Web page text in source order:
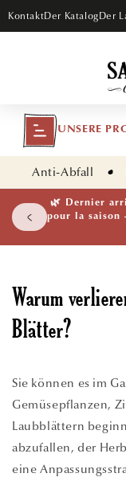
ZUM
INHALT
KontaktDer KatalogDer
UNSERE
Anti-Abfall
🌿 Dernier
pour la
Warum
Blätter?
Sie können es im
Gemüsepflanzen,
Laubblättern
abzufallen, der
eine